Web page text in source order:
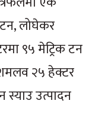
लोघेकर
९५ मेट्रिक टन
२५ हेक्टर
उत्पादन